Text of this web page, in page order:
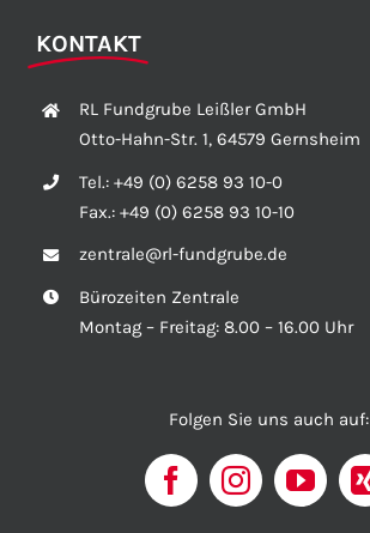
Folgen Sie uns auch auf:
KONTAKT
RL Fundgrube Leißler GmbH
Otto-Hahn-Str. 1, 64579 Gernsheim
Tel.: +49 (0) 6258 93 10-0
Fax.: +49 (0) 6258 93 10-10
zentrale@rl-fundgrube.de
Bürozeiten Zentrale
Montag – Freitag: 8.00 – 16.00 Uhr